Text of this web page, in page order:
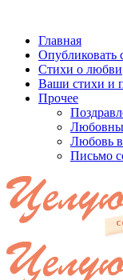
Главная
Опубликовать
Стихи о любви
Ваши стихи и
Прочее
Любовь
Письмо